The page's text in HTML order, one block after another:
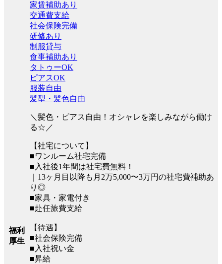
福利
厚生
家賃補助あり
交通費支給
社会保険完備
研修あり
制服貸与
食事補助あり
タトゥーOK
ピアスOK
服装自由
髪型・髪色自由
＼髪色・ピアス自由！オシャレを楽しみながら働け
る☆／
【社宅について】
■ワンルーム社宅完備
■入社後1年間は社宅費無料！
｜13ヶ月目以降も月2万5,000〜3万円の社宅費補助あ
り◎
■家具・家電付き
■赴任旅費支給
【待遇】
■社会保険完備
■入社祝い金
■昇給